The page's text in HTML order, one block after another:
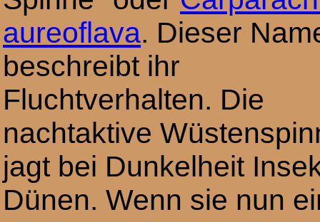
aureoflava. Dieser
beschreibt ihr
Fluchtverhalten. Die
nachtaktive
jagt bei Dunkelheit
Dünen. Wenn sie nun